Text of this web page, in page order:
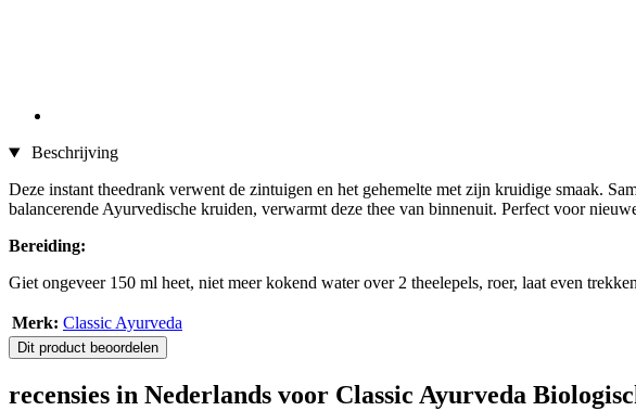
Beschrijving
Deze instant theedrank verwent de zintuigen en het gehemelte met zijn kruidige smaak.
balancerende Ayurvedische kruiden, verwarmt deze thee van binnenuit. Perfect voor
Bereiding:
Giet ongeveer 150 ml heet, niet meer kokend water over 2 theelepels, roer, laat even
Merk: Classic Ayurveda
Dit product beoordelen
recensies in Nederlands voor Classic Ayurveda